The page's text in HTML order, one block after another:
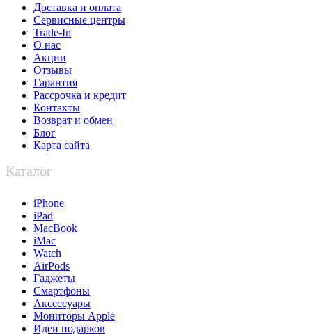
Доставка и оплата
Сервисные центры
Trade-In
О нас
Акции
Отзывы
Гарантия
Рассрочка и кредит
Контакты
Возврат и обмен
Блог
Карта сайта
Каталог
iPhone
iPad
MacBook
iMac
Watch
AirPods
Гаджеты
Смартфоны
Аксессуары
Мониторы Apple
Идеи подарков